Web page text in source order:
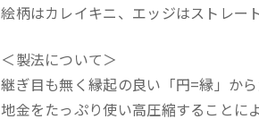
絵柄はカレイキニ、エッジはストレート
＜製法について＞
継ぎ目も無く縁起の良い「円=縁」か
地金をたっぷり使い高圧縮することに